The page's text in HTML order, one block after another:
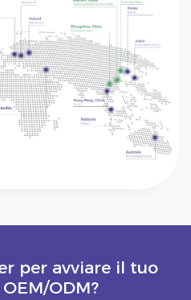
per avviare il tuo
ODM?